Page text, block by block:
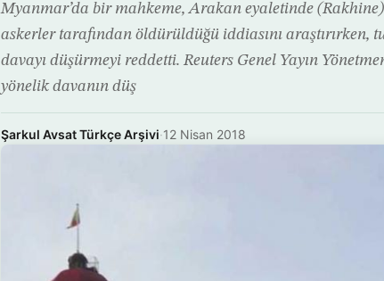
Myanmar’da bir mahkeme, Arakan eyaletinde
askerler tarafından öldürüldüğü iddiasını
davayı düşürmeyi reddetti. Reuters Genel Yayın
yönelik davanın düş
Şarkul Avsat Türkçe Arşivi·12 Nisan 2018